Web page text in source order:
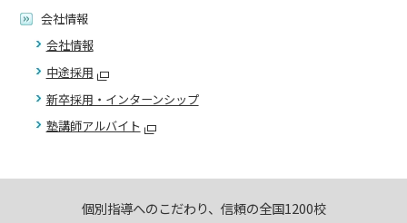
会社情報
会社情報
中途採用
新卒採用・インターンシップ
塾講師アルバイト
個別指導へのこだわり、信頼の全国1200校